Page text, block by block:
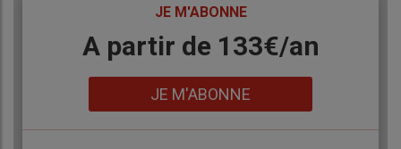
JE M'ABONNE
BodyA partir de 133€/an
JE M'ABONNE